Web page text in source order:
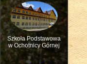
Szkoła Podstawowa
w Ochotnicy Górnej